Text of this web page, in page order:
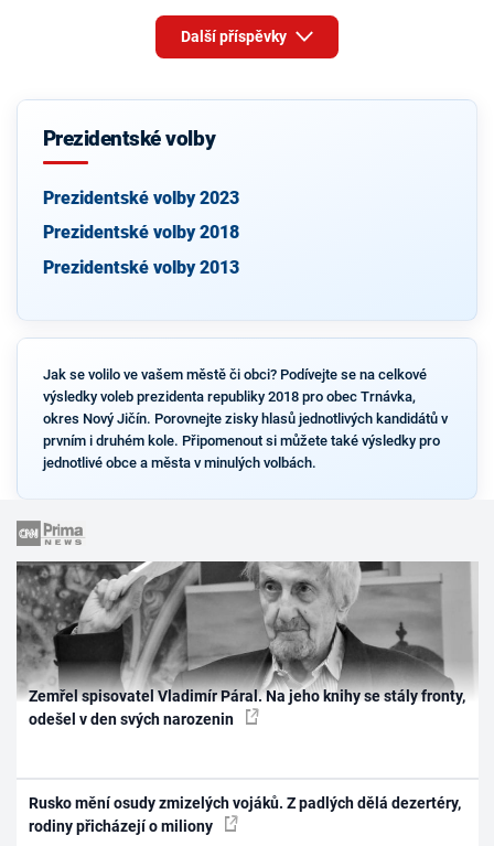
Další příspěvky
Prezidentské volby
Prezidentské volby 2023
Prezidentské volby 2018
Prezidentské volby 2013
Jak se volilo ve vašem městě či obci? Podívejte se na celkové
výsledky voleb prezidenta republiky 2018 pro obec Trnávka,
okres Nový Jičín. Porovnejte zisky hlasů jednotlivých kandidátů v
prvním i druhém kole. Připomenout si můžete také výsledky pro
jednotlivé obce a města v minulých volbách.
Zemřel spisovatel Vladimír Páral. Na jeho knihy se stály fronty,
odešel v den svých narozenin
Rusko mění osudy zmizelých vojáků. Z padlých dělá dezertéry,
rodiny přicházejí o miliony